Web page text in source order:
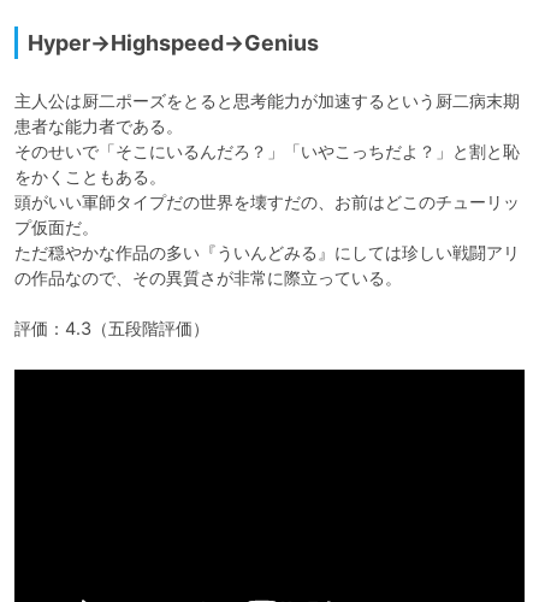
Hyper→Highspeed→Genius
主人公は厨二ポーズをとると思考能力が加速するという厨二病末期
患者な能力者である。
そのせいで「そこにいるんだろ？」「いやこっちだよ？」と割と恥
をかくこともある。
頭がいい軍師タイプだの世界を壊すだの、お前はどこのチューリッ
プ仮面だ。
ただ穏やかな作品の多い『ういんどみる』にしては珍しい戦闘アリ
の作品なので、その異質さが非常に際立っている。
評価：4.3（五段階評価）